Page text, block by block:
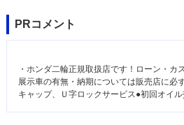
PRコメント
・ホンダ二輪正規取扱店です！ローン・カ
展示車の有無・納期については販売店に必
キャップ、Ｕ字ロックサービス●初回オイル